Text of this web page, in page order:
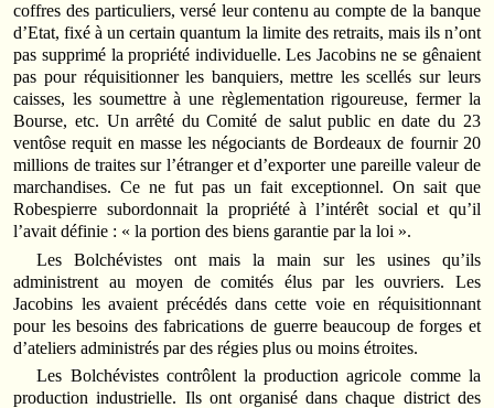
coffres des particuliers, versé leur contenu au compte de la banque
d’Etat, fixé à un certain quantum la limite des retraits, mais ils n’ont
pas supprimé la propriété individuelle. Les Jacobins ne se gênaient
pas pour réquisitionner les banquiers, mettre les scellés sur leurs
caisses, les soumettre à une règlementation rigoureuse, fermer la
Bourse, etc. Un arrêté du Comité de salut public en date du 23
ventôse requit en masse les négociants de Bordeaux de fournir 20
millions de traites sur l’étranger et d’exporter une pareille valeur de
marchandises. Ce ne fut pas un fait exceptionnel. On sait que
Robespierre subordonnait la propriété à l’intérêt social et qu’il
l’avait définie : « la portion des biens garantie par la loi ».
Les Bolchévistes ont mais la main sur les usines qu’ils
administrent au moyen de comités élus par les ouvriers. Les
Jacobins les avaient précédés dans cette voie en réquisitionnant
pour les besoins des fabrications de guerre beaucoup de forges et
d’ateliers administrés par des régies plus ou moins étroites.
Les Bolchévistes contrôlent la production agricole comme la
production industrielle. Ils ont organisé dans chaque district des